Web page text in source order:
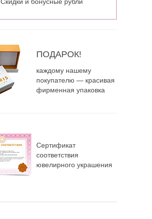
ПОДАРОК!
каждому нашему
покупателю — красивая
фирменная упаковка
Сертификат
соответствия
ювелирного украшения